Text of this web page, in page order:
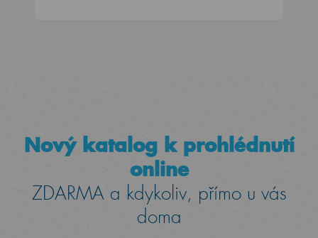
Nový katalog k prohlédnutí
online
ZDARMA a kdykoliv, přímo u vás
doma